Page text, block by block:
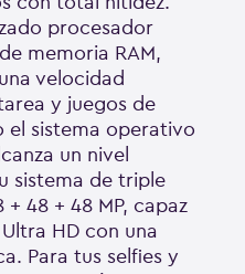
procesador
memoria RAM,
velocidad
y juegos de
el sistema operativo
un nivel
sistema de triple
48 + 48 MP, capaz
HD con una
Para tus selfies y